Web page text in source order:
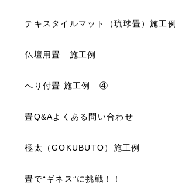
テキスタイルマット（琉球畳）施工例
仏壇用畳 施工例
へり付畳 施工例 ④
畳Q&Aよくある問い合わせ
極太（GOKUBUTO）施工例
畳で“ギネス”に挑戦！！